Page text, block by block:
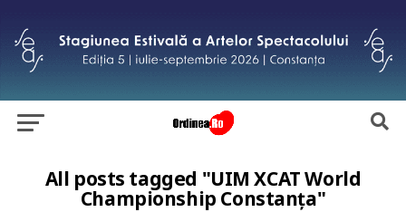
All posts tagged "UIM XCAT World
Championship Constanța"